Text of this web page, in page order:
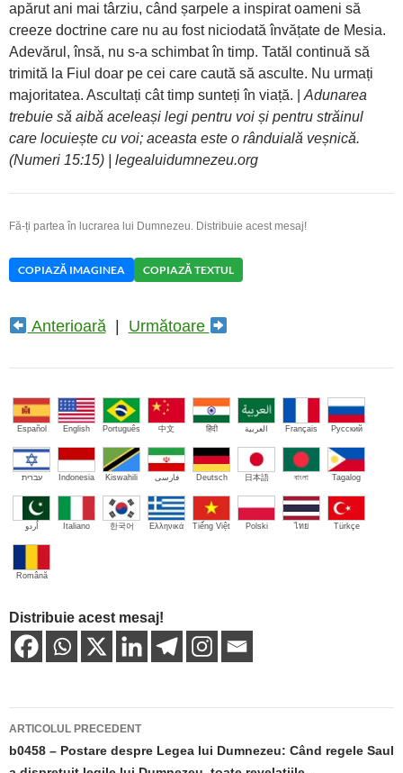
apărut ani mai târziu, când șarpele a inspirat oameni să
creeze doctrine care nu au fost niciodată învățate de Mesia.
Adevărul, însă, nu s-a schimbat în timp. Tatăl continuă să
trimită la Fiul doar pe cei care caută să asculte. Nu urmați
majoritatea. Ascultați cât timp sunteți în viață. | Adunarea
trebuie să aibă aceleași legi pentru voi și pentru străinul
care locuiește cu voi; aceasta este o rânduială veșnică.
(Numeri 15:15) | legealuidumnezeu.org
Fă-ți partea în lucrarea lui Dumnezeu. Distribuie acest mesaj!
COPIAZĂ IMAGINEA COPIAZĂ TEXTUL
Anterioară| Următoare
Español English Português 中文 हिंदी العربية Français Русский
עברית Indonesia Kiswahili فارسی Deutsch 日本語 বাংলা Tagalog
اُردو Italiano 한국어 Ελληνικά Tiếng Việt Polski ไทย Türkçe
Română
Distribuie acest mesaj!
Navigare
în
ARTICOLUL PRECEDENT
b0458 – Postare despre Legea lui Dumnezeu: Când regele Saul